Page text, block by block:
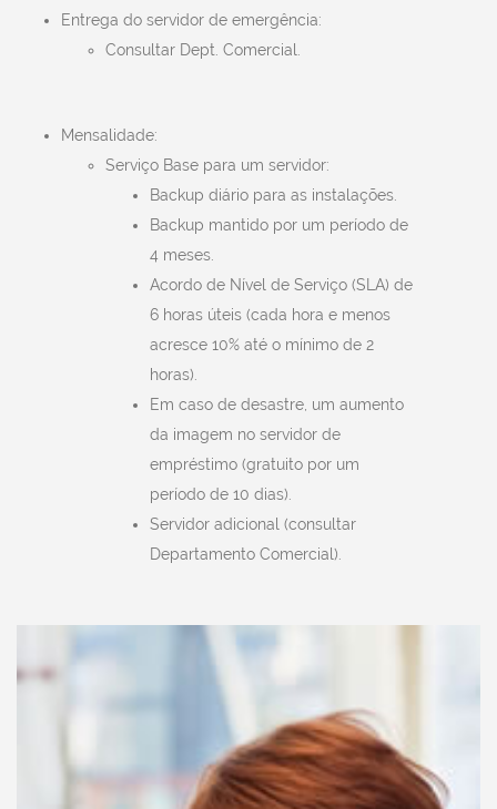
Entrega do servidor de emergência:
Consultar Dept. Comercial.
Mensalidade:
Serviço Base para um servidor:
Backup diário para as instalações.
Backup mantido por um período de
4 meses.
Acordo de Nível de Serviço (SLA) de
6 horas úteis (cada hora e menos
acresce 10% até o mínimo de 2
horas).
Em caso de desastre, um aumento
da imagem no servidor de
empréstimo (gratuito por um
período de 10 dias).
Servidor adicional (consultar
Departamento Comercial).